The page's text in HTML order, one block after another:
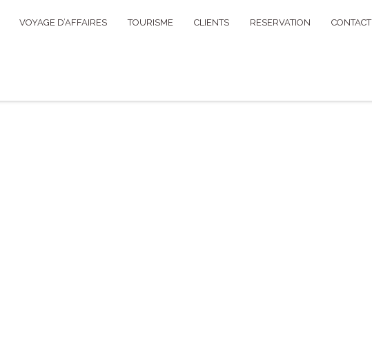
VOYAGE D’AFFAIRES TOURISME CLIENTS RESERVATION CONTACT